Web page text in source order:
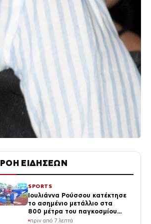
ΡΟΗ ΕΙΔΗΣΕΩΝ
SPORTS
Ιουλιάννα Ρούσσου κατέκτησε
το ασημένιο μετάλλιο στα
800 μέτρα του παγκοσμίου
πρωταθλήματος Κ20
πριν από 7 λεπτά